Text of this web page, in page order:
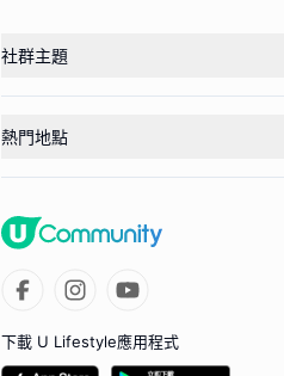
社群主題
熱門地點
下載 U Lifestyle應用程式